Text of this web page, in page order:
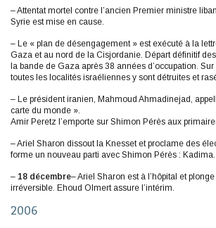
– Attentat mortel contre l’ancien Premier ministre
Syrie est mise en cause.
– Le « plan de désengagement » est exécuté à la
Gaza et au nord de la Cisjordanie. Départ définitif
la bande de Gaza après 38 années d’occupation.
toutes les localités israéliennes y sont détruites et
– Le président iranien, Mahmoud Ahmadinejad,
carte du monde ».
Amir Peretz l’emporte sur Shimon Pérès aux
– Ariel Sharon dissout la Knesset et proclame des
forme un nouveau parti avec Shimon Pérès : Kadima.
– 18 décembre– Ariel Sharon est à l’hôpital et
irréversible. Ehoud Olmert assure l’intérim.
2006